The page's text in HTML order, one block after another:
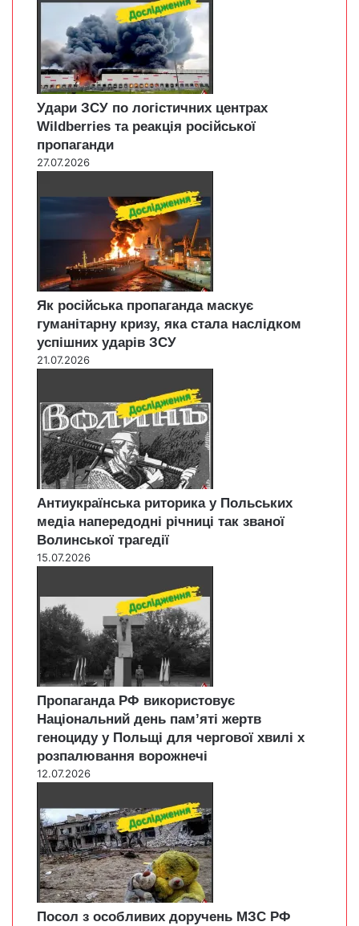
Удари ЗСУ по логістичних центрах
Wildberries та реакція російської
пропаганди
27.07.2026
Як російська пропаганда маскує
гуманітарну кризу, яка стала наслідком
успішних ударів ЗСУ
21.07.2026
Антиукраїнська риторика у Польських
медіа напередодні річниці так званої
Волинської трагедії
15.07.2026
Пропаганда РФ використовує
Національний день пам’яті жертв
геноциду у Польщі для чергової хвилі х
розпалювання ворожнечі
12.07.2026
Посол з особливих доручень МЗС РФ